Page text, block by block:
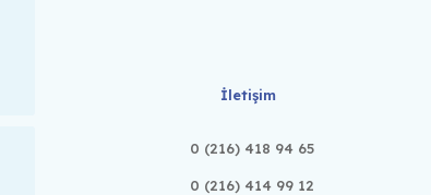
İletişim
0 (216) 418 94 65
0 (216) 414 99 12